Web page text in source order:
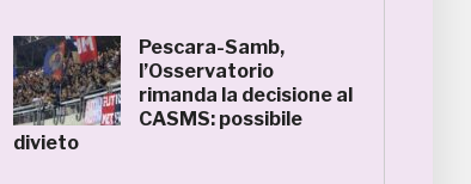
Pescara-Samb,
l’Osservatorio
rimanda la decisione al
CASMS: possibile
divieto